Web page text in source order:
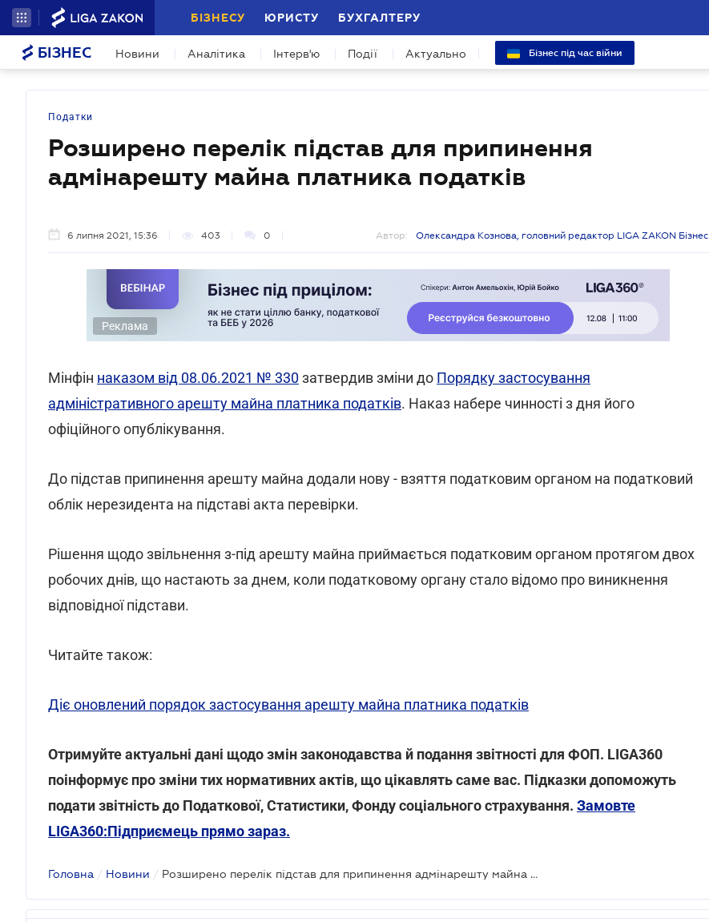
БІЗНЕСУ ЮРИСТУ БУХГАЛТЕРУ
БІЗНЕС Новини Аналітика Інтерв'ю Події Актуально Бізнес під час війни
Податки
Розширено перелік підстав для припинення
адмінарешту майна платника податків
6 липня 2021, 15:36 403 0 Автор: Олександра Кознова, головний редактор LIGA ZAKON Бізнес
Реклама
Мінфін наказом від 08.06.2021 № 330затвердив зміни до Порядку застосування
адміністративного арешту майна платника податків. Наказ набере чинності з дня його
офіційного опублікування.
До підстав припинення арешту майна додали нову - взяття податковим органом на податковий
облік нерезидента на підставі акта перевірки.
Рішення щодо звільнення з-під арешту майна приймається податковим органом протягом двох
робочих днів, що настають за днем, коли податковому органу стало відомо про виникнення
відповідної підстави.
Читайте також:
Діє оновлений порядок застосування арешту майна платника податків
Отримуйте актуальні дані щодо змін законодавства й подання звітності для ФОП. LIGA360
поінформує про зміни тих нормативних актів, що цікавлять саме вас. Підказки допоможуть
подати звітність до Податкової, Статистики, Фонду соціального страхування. Замовте
LIGA360:Підприємець прямо зараз.
Головна / Новини / Розширено перелік підстав для припинення адмінарешту майна платника податків